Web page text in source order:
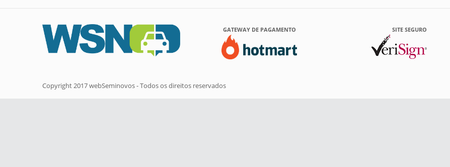
GATEWAY DE PAGAMENTO SITE SEGURO
Copyright 2017 webSeminovos - Todos os direitos reservados